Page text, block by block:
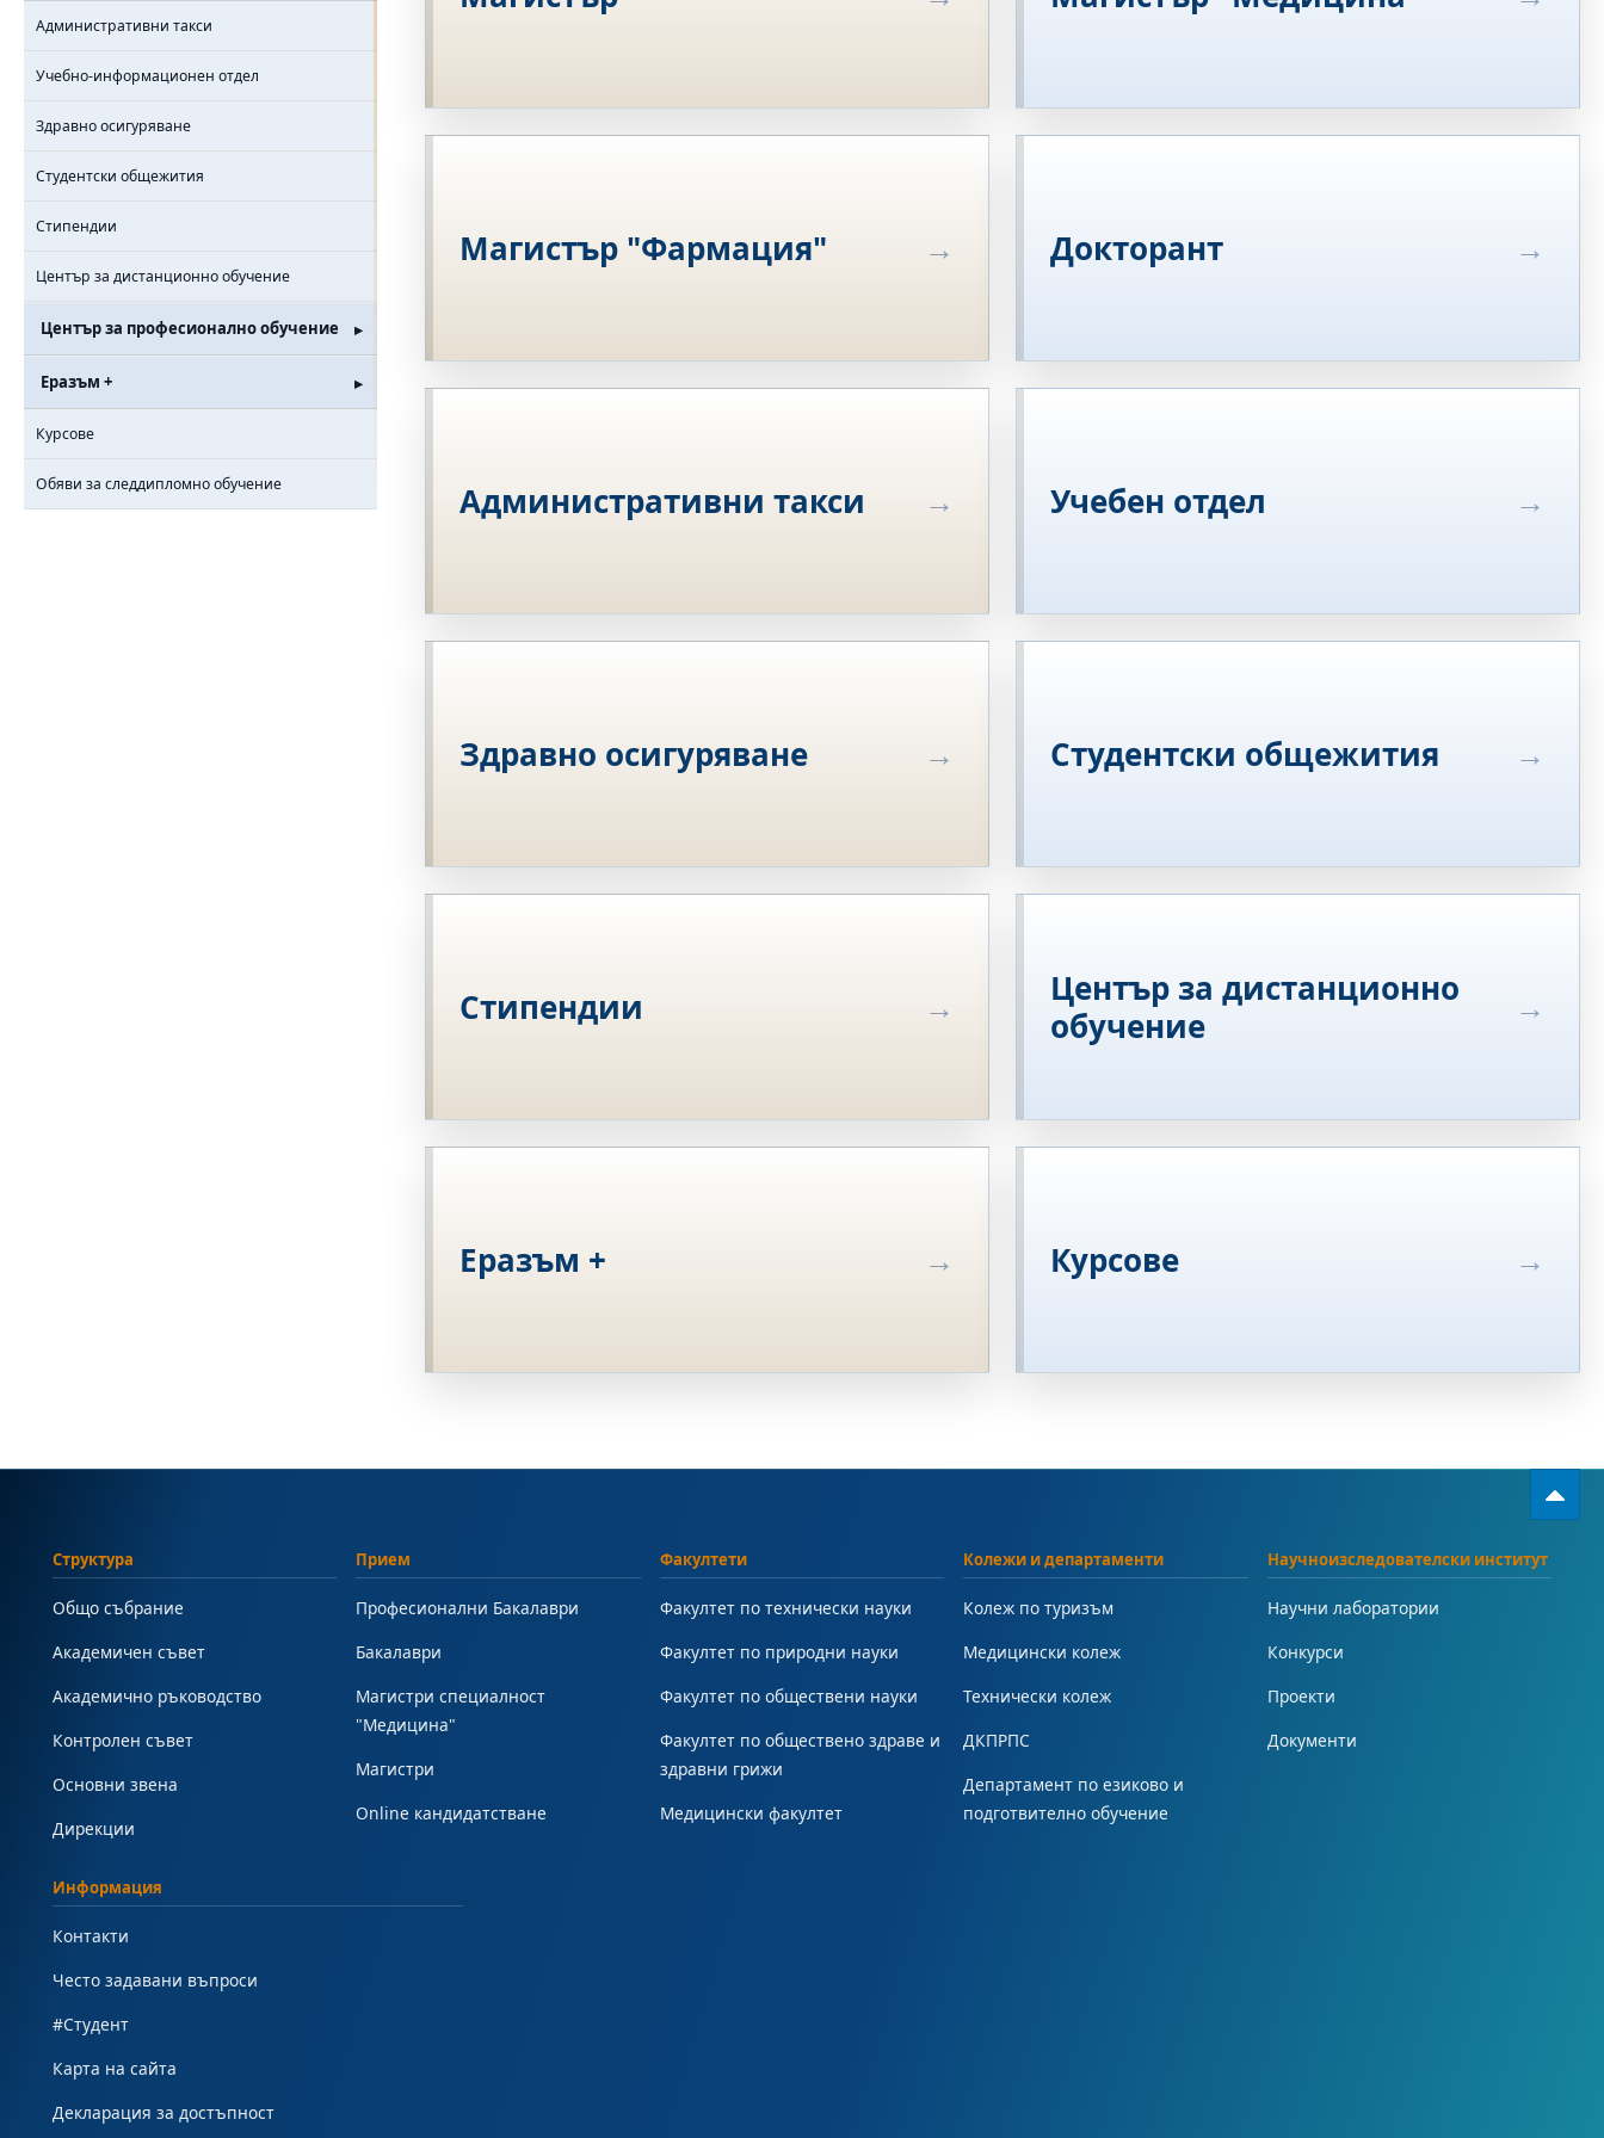
Магистър "Фармация" Докторант
Административни такси Учебен отдел
Здравно осигуряване Студентски общежития
Стипендии
Център за дистанционно
обучение
Еразъм + Курсове
Административни такси
Учебно-информационен отдел
Здравно осигуряване
Студентски общежития
Стипендии
Център за дистанционно обучение
Център за професионално обучение
Еразъм +
Курсове
Обяви за следдипломно обучение
Структура
Общо събрание
Академичен съвет
Академично ръководство
Контролен съвет
Основни звена
Дирекции
Прием
Професионални Бакалаври
Бакалаври
Магистри специалност
"Медицина"
Магистри
Online кандидатстване
Факултети
Факултет по технически науки
Факултет по природни науки
Факултет по обществени науки
Факултет по обществено здраве и
здравни грижи
Медицински факултет
Колежи и департаменти
Колеж по туризъм
Медицински колеж
Технически колеж
ДКПРПС
Департамент по езиково и
подготвително обучение
Научноизследователски институт
Научни лаборатории
Конкурси
Проекти
Документи
Информация
Контакти
Често задавани въпроси
#Студент
Карта на сайта
Декларация за достъпност